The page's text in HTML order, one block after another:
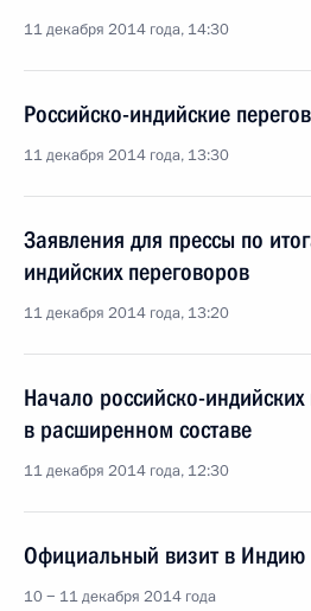
11 декабря 2014 года, 14:30
Российско-индийские
11 декабря 2014 года, 13:30
Заявления для прессы по
индийских переговоров
11 декабря 2014 года, 13:20
Начало российско-
в расширенном составе
11 декабря 2014 года, 12:30
Официальный визит в Индию
10 − 11 декабря 2014 года